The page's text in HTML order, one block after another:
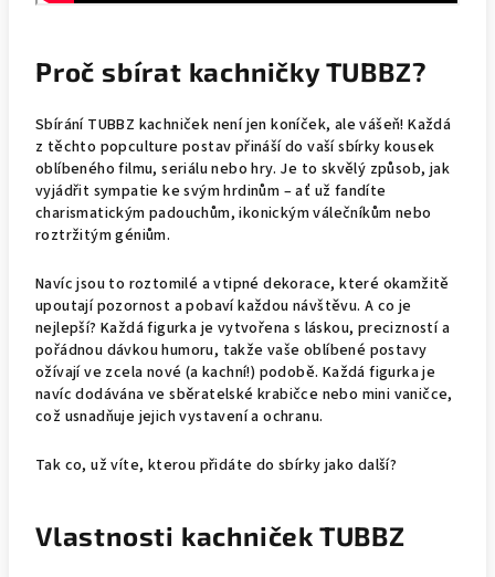
Proč sbírat kachničky TUBBZ?
Sbírání TUBBZ kachniček není jen koníček, ale vášeň! Každá
z těchto popculture postav přináší do vaší sbírky kousek
oblíbeného filmu, seriálu nebo hry. Je to skvělý způsob, jak
vyjádřit sympatie ke svým hrdinům – ať už fandíte
charismatickým padouchům, ikonickým válečníkům nebo
roztržitým géniům.
Navíc jsou to roztomilé a vtipné dekorace, které okamžitě
upoutají pozornost a pobaví každou návštěvu. A co je
nejlepší? Každá figurka je vytvořena s láskou, precizností a
pořádnou dávkou humoru, takže vaše oblíbené postavy
ožívají ve zcela nové (a kachní!) podobě. Každá figurka je
navíc dodávána ve sběratelské krabičce nebo mini vaničce,
což usnadňuje jejich vystavení a ochranu.
Tak co, už víte, kterou přidáte do sbírky jako další?
Vlastnosti kachniček TUBBZ